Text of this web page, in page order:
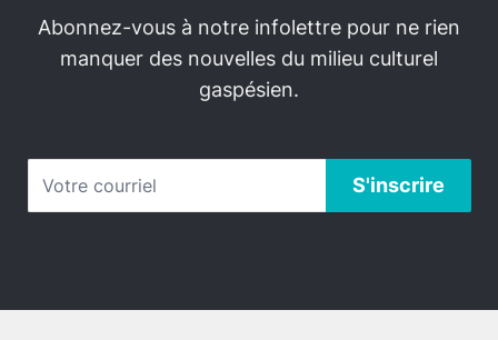
Abonnez-vous à notre infolettre pour ne rien
manquer des nouvelles du milieu culturel
gaspésien.